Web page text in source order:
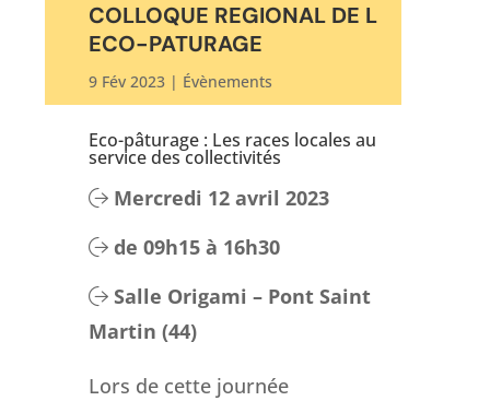
COLLOQUE REGIONAL DE L
ECO-PATURAGE
9 Fév 2023| Évènements
Eco-pâturage : Les races locales au
service des collectivités
Mercredi 12 avril 2023
de 09h15 à 16h30
Salle Origami – Pont Saint
Martin (44)
Lors de cette journée